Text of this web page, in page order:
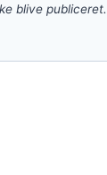
blive publiceret.